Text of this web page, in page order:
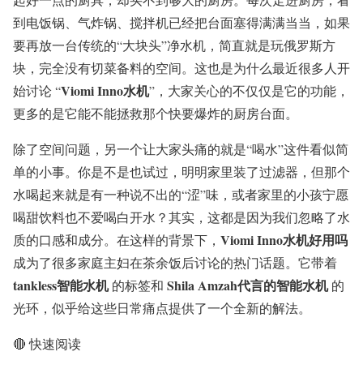
到电饭锅、气炸锅、搅拌机已经把台面塞得满满当当，如果
要再放一台传统的“大块头”净水机，简直就是玩俄罗斯方
块，完全没有切菜备料的空间。这也是为什么最近很多人开
始讨论 “Viomi Inno水机”，大家关心的不仅仅是它的功能，
更多的是它能不能拯救那个快要爆炸的厨房台面。
除了空间问题，另一个让大家头痛的就是“喝水”这件看似简
单的小事。你是不是也试过，明明家里装了过滤器，但那个
水喝起来就是有一种说不出的“涩”味，或者家里的小孩宁愿
喝甜饮料也不爱喝白开水？其实，这都是因为我们忽略了水
质的口感和成分。在这样的背景下， Viomi Inno水机好用吗
成为了很多家庭主妇在茶余饭后讨论的热门话题。它带着
tankless智能水机的标签和 Shila Amzah代言的智能水机的
光环，似乎给这些日常痛点提供了一个全新的解法。
🔴 快速阅读